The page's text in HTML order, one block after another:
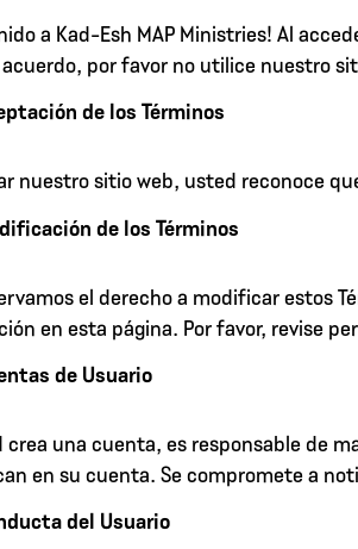
a Kad-Esh MAP Ministries! Al
por favor no utilice nuestro
de los Términos
nuestro sitio web, usted reconoce
de los Términos
el derecho a modificar estos
en esta página. Por favor, revise
de Usuario
crea una cuenta, es responsable de
en su cuenta. Se compromete a
del Usuario